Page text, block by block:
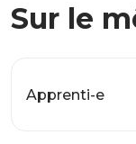
Sur le
Apprenti-e